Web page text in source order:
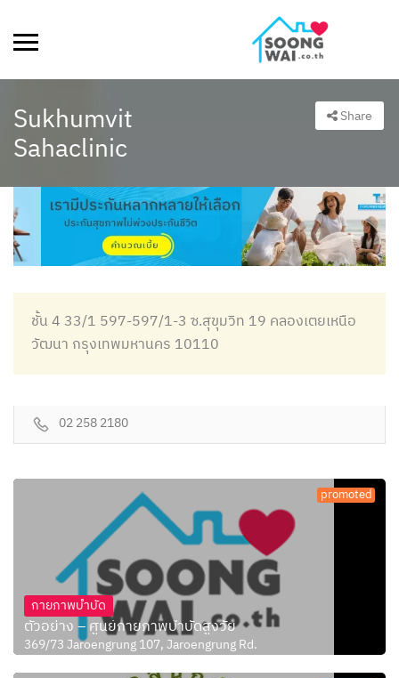
Sukhumvit
Sahaclinic
Share
ชั้น 4 33/1 597-597/1-3 ซ.สุขุมวิท 19 คลองเตยเหนือ
วัฒนา กรุงเทพมหานคร 10110
02 258 2180
promoted
กายภาพบำบัด
ตัวอย่าง – ศูนย์กายภาพบำบัดสูงวัย
369/73 Jaroengrung 107, Jaroengrung Rd.